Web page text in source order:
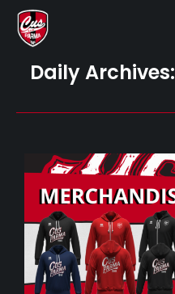
Daily Archives: